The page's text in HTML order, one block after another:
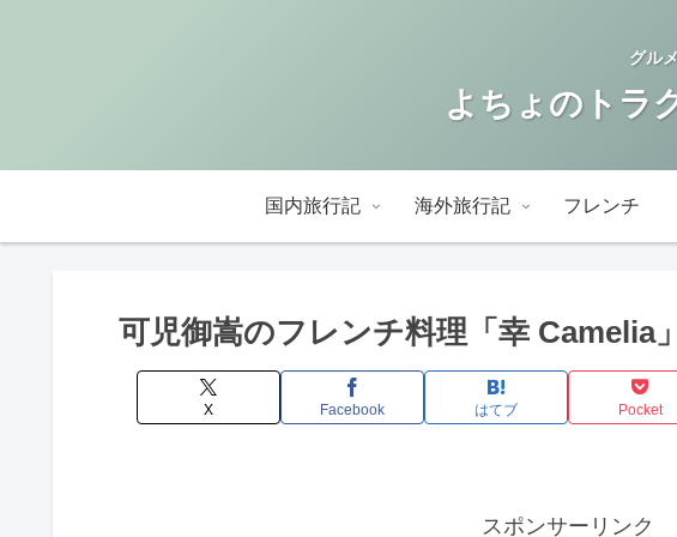
グル
よちょのトラ
国内旅行記 海外旅行記 フレンチ
可児御嵩のフレンチ料理「幸 Camelia
X Facebook はてブ Pocket
スポンサーリンク